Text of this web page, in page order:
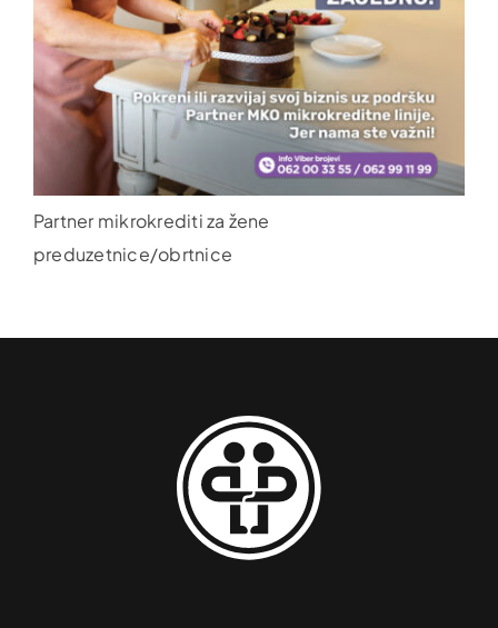
Partner mikrokrediti za žene
preduzetnice/obrtnice